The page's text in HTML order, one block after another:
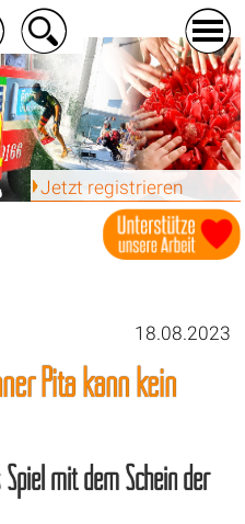
Jetzt registrieren
18.08.2023
Pita kann kein
mit dem Schein der